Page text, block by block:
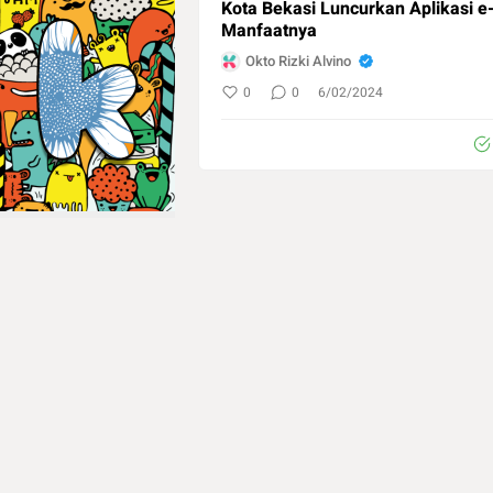
Kota Bekasi Luncurkan Aplikasi
Manfaatnya
Okto Rizki Alvino
0 0 6/02/2024